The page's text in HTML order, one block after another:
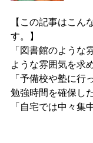
【この記事はこん
す。】
「図書館のような
ような雰囲気を求
「予備校や塾に行
勉強時間を確保し
「自宅では中々集